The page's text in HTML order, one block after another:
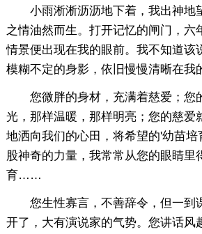
小雨淅淅沥沥地下着，我出神地
之情油然而生。打开记忆的闸门，六
情景便出现在我的眼前。我不知道该
模糊不定的身影，依旧慢慢清晰在我
您微胖的身材，充满着慈爱；您
光，那样温暖，那样明亮；您的慈爱
地洒向我们的心田，将希望的'幼苗
股神奇的力量，我常常从您的眼睛里
育……
您生性寡言，不善辞令，但一到
开了，大有演说家的气势。您讲话风